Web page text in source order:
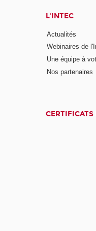
L'INTEC
Actualités
Webinaires de
Une équipe à
Nos partenaires